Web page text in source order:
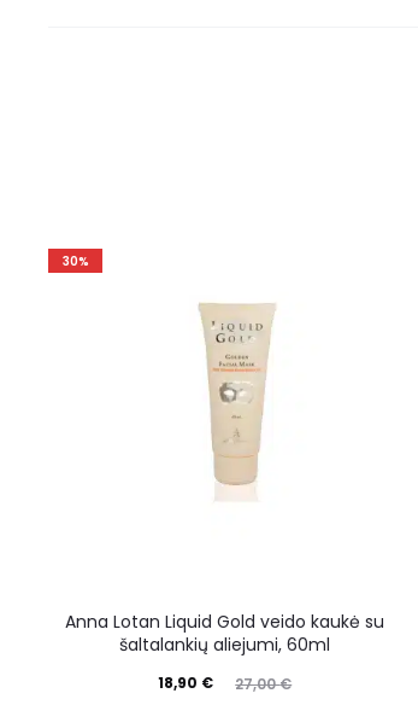
30%
Anna Lotan Liquid Gold veido kaukė su
šaltalankių aliejumi, 60ml
27,00€
18,90 €